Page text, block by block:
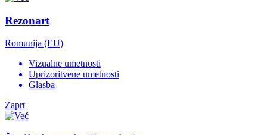
Rezonart
Romunija (EU)
Vizualne umetnosti
Uprizoritvene umetnosti
Glasba
Zaprt